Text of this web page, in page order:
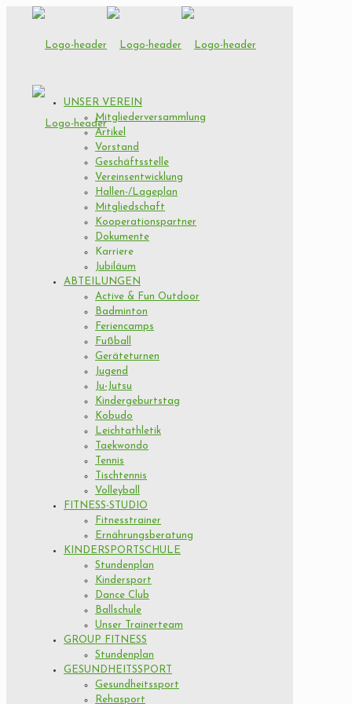
UNSER VEREIN
Mitgliederversammlung
Artikel
Vorstand
Geschäftsstelle
Vereinsentwicklung
Hallen-/Lageplan
Mitgliedschaft
Kooperationspartner
Dokumente
Karriere
Jubiläum
ABTEILUNGEN
Active & Fun Outdoor
Badminton
Feriencamps
Fußball
Geräteturnen
Jugend
Ju-Jutsu
Kindergeburtstag
Kobudo
Leichtathletik
Taekwondo
Tennis
Tischtennis
Volleyball
FITNESS-STUDIO
Fitnesstrainer
Ernährungsberatung
KINDERSPORTSCHULE
Stundenplan
Kindersport
Dance Club
Ballschule
Unser Trainerteam
GROUP FITNESS
Stundenplan
GESUNDHEITSSPORT
Gesundheitssport
Rehasport